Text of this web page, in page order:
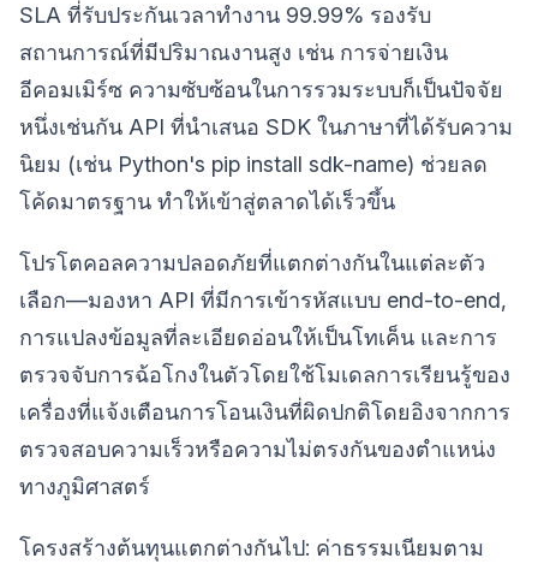
SLA ที่รับประกันเวลาทำงาน 99.99% รองรับ
สถานการณ์ที่มีปริมาณงานสูง เช่น การจ่ายเงิน
อีคอมเมิร์ซ ความซับซ้อนในการรวมระบบก็เป็นปัจจัย
หนึ่งเช่นกัน API ที่นำเสนอ SDK ในภาษาที่ได้รับความ
นิยม (เช่น Python's pip install sdk-name) ช่วยลด
โค้ดมาตรฐาน ทำให้เข้าสู่ตลาดได้เร็วขึ้น
โปรโตคอลความปลอดภัยที่แตกต่างกันในแต่ละตัว
เลือก—มองหา API ที่มีการเข้ารหัสแบบ end-to-end,
การแปลงข้อมูลที่ละเอียดอ่อนให้เป็นโทเค็น และการ
ตรวจจับการฉ้อโกงในตัวโดยใช้โมเดลการเรียนรู้ของ
เครื่องที่แจ้งเตือนการโอนเงินที่ผิดปกติโดยอิงจากการ
ตรวจสอบความเร็วหรือความไม่ตรงกันของตำแหน่ง
ทางภูมิศาสตร์
โครงสร้างต้นทุนแตกต่างกันไป: ค่าธรรมเนียมตาม